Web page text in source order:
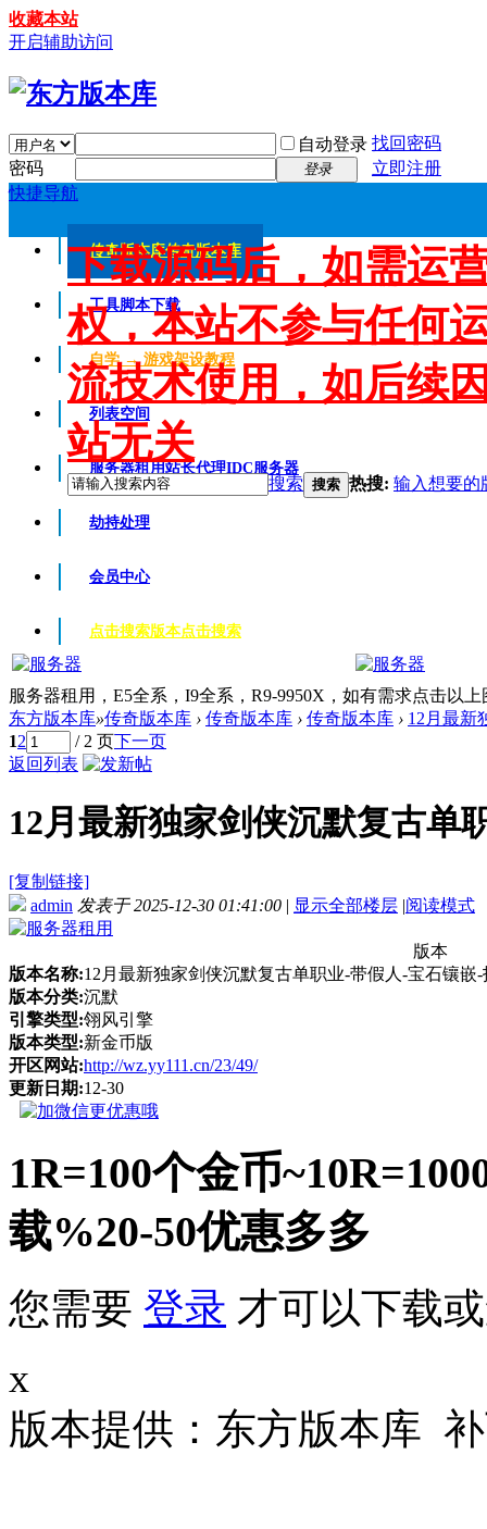
收藏本站
开启辅助访问
自动登录 找回密码
密码
登录
立即注册
快捷导航
传奇版本库传奇版本库
工具脚本下载
自学 → 游戏架设教程
列表空间
服务器租用站长代理IDC服务器
劫持处理
会员中心
点击搜索版本点击搜索
下载源码后，如需运
权，本站不参与任何
流技术使用，如后续
站无关
搜索 搜索 热搜: 输入想要的
服务器租用，E5全系，I9全系，R9-9950X，如有需求点击以
东方版本库»传奇版本库 › 传奇版本库 › 传奇版本库 › 12月最新
12 / 2 页下一页
返回列表
12月最新独家剑侠沉默复古单
[复制链接]
admin 发表于 2025-12-30 01:41:00 | 显示全部楼层 |阅读模式
版本
版本名称:12月最新独家剑侠沉默复古单职业-带假人-宝石镶
版本分类:沉默
引擎类型:翎风引擎
版本类型:新金币版
开区网站:http://wz.yy111.cn/23/49/
更新日期:12-30
1R=100个金币
载%20-50优惠多多
您需要 登录 才可以下载
x
版本提供：东方版本库